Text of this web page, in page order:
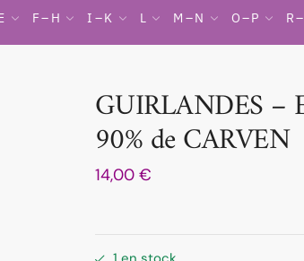
F – H I – K L M – N O – P R
GUIRLANDES –
90% de CARVEN
14,00 €